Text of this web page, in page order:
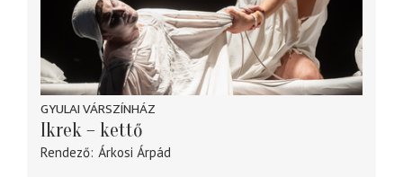
GYULAI VÁRSZÍNHÁZ
Ikrek – kettő
Rendező Árkosi Árpád